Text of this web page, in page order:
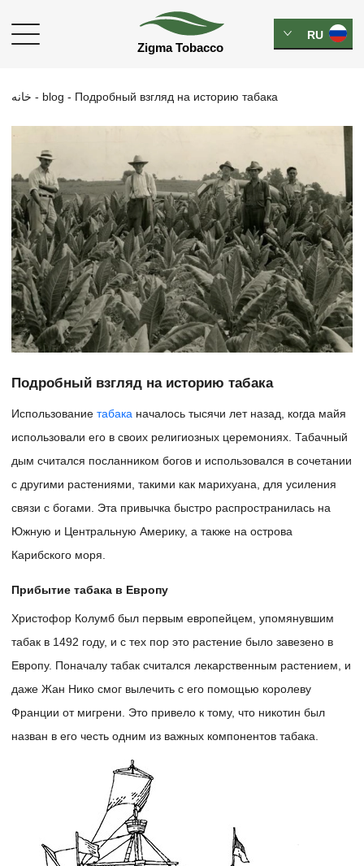
RU
خانه - blog - Подробный взгляд на историю табака
Подробный взгляд на историю табака
Использование табака началось тысячи лет назад, когда майя
использовали его в своих религиозных церемониях. Табачный
дым считался посланником богов и использовался в сочетании
с другими растениями, такими как марихуана, для усиления
связи с богами. Эта привычка быстро распространилась на
Южную и Центральную Америку, а также на острова
Карибского моря.
Прибытие табака в Европу
Христофор Колумб был первым европейцем, упомянувшим
табак в 1492 году, и с тех пор это растение было завезено в
Европу. Поначалу табак считался лекарственным растением, и
даже Жан Нико смог вылечить с его помощью королеву
Франции от мигрени. Это привело к тому, что никотин был
назван в его честь одним из важных компонентов табака.